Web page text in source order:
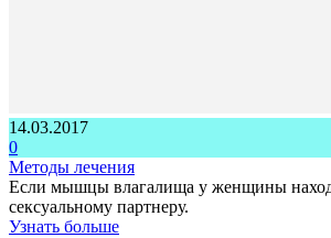
14.03.2017
0
Методы лечения
Если мышцы влагалища у женщины
сексуальному партнеру.
Узнать больше